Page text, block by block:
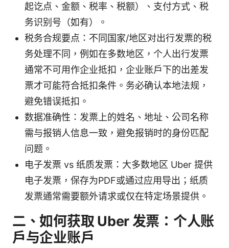
起讫点、金额、税率、税额）、支付方式、税
务识别号（如有）。
税务合规要点：不同国家/地区对出行发票的税
务处理不同，例如在多数地区，个人出行发票
通常不可用作企业抵扣，企业账户下的出差发
票才可能符合抵扣条件。务必确认本地法规，
避免错误抵扣。
数据准确性：发票上的姓名、地址、公司名称
需与报销人信息一致，避免报销时的身份匹配
问题。
电子发票 vs 纸质发票：大多数地区 Uber 提供
电子发票，保存为PDF或通过应用导出；纸质
发票通常需要额外请求或仅在特定场景提供。
二、如何获取 Uber 发票：个人账
户与企业账户